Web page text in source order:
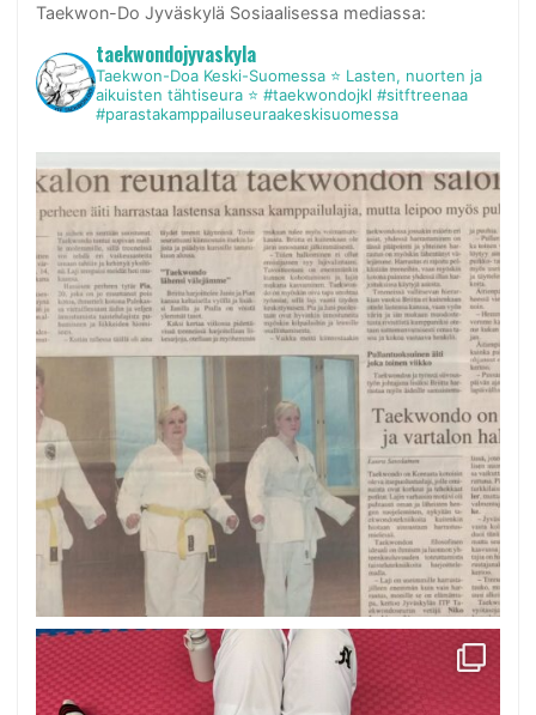
Taekwon-Do Jyväskylä Sosiaalisessa mediassa:
taekwondojyvaskyla
Taekwon-Doa Keski-Suomessa⭐ Lasten, nuorten ja
aikuisten tähtiseura ⭐ #taekwondojkl #sitftreenaa
#parastakamppailuseuraakeskisuomessa